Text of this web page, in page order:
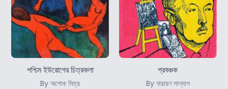
পশ্চিম ইউরোপের চিত্রকলা
By অশোক মিত্র
প্রবঞ্চক
By নারায়ণ সান্যাল